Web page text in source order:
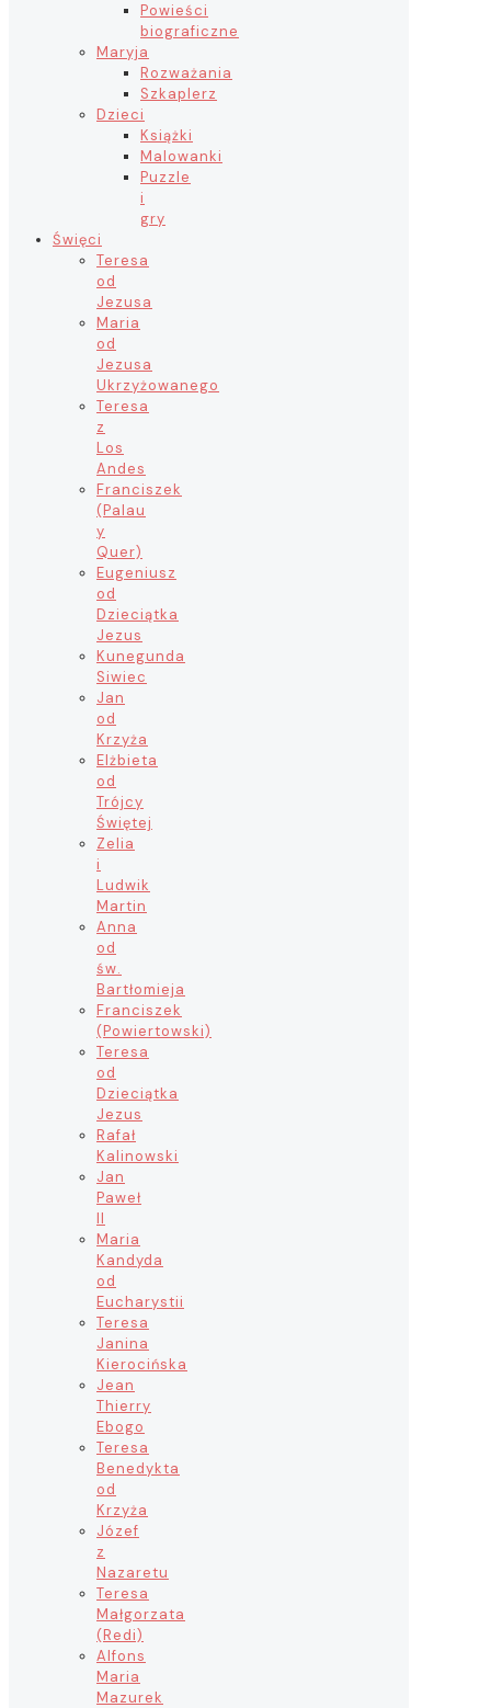
Powieści
biograficzne
Maryja
Rozważania
Szkaplerz
Dzieci
Książki
Malowanki
Puzzle
i
gry
Święci
Teresa
od
Jezusa
Maria
od
Jezusa
Ukrzyżowanego
Teresa
z
Los
Andes
Franciszek
(Palau
y
Quer)
Eugeniusz
od
Dzieciątka
Jezus
Kunegunda
Siwiec
Jan
od
Krzyża
Elżbieta
od
Trójcy
Świętej
Zelia
i
Ludwik
Martin
Anna
od
św.
Bartłomieja
Franciszek
(Powiertowski)
Teresa
od
Dzieciątka
Jezus
Rafał
Kalinowski
Jan
Paweł
II
Maria
Kandyda
od
Eucharystii
Teresa
Janina
Kierocińska
Jean
Thierry
Ebogo
Teresa
Benedykta
od
Krzyża
Józef
z
Nazaretu
Teresa
Małgorzata
(Redi)
Alfons
Maria
Mazurek